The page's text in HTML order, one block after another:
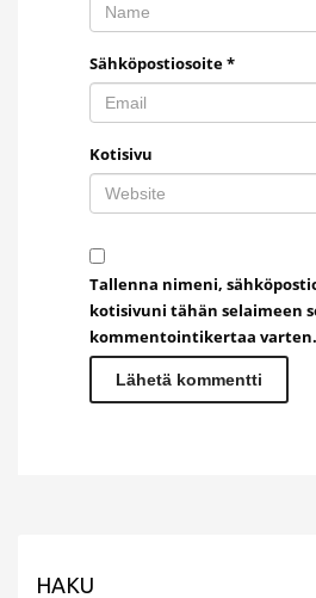
Sähköpostiosoite*
Kotisivu
Tallenna nimeni,
kotisivuni tähän selaimeen
kommentointikertaa varten.
HAKU